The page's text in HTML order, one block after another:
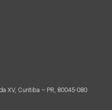
XV, Curitiba – PR, 80045-080